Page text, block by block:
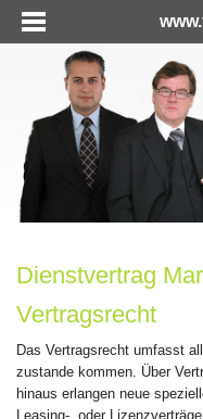
Dienstvertrag
Vertragsrecht
Das Vertragsrecht umfasst
zustande kommen. Über
hinaus erlangen neue
Leasing-, oder